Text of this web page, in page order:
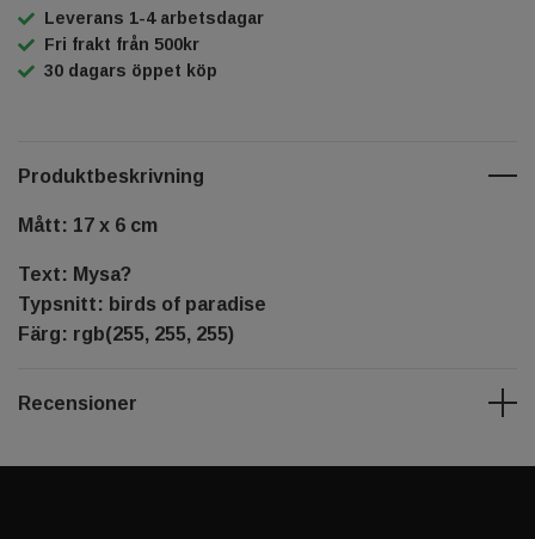
Leverans 1-4 arbetsdagar
Fri frakt från 500kr
30 dagars öppet köp
Produktbeskrivning
Mått: 17 x 6 cm
Text: Mysa?
Typsnitt: birds of paradise
Färg: rgb(255, 255, 255)
Recensioner